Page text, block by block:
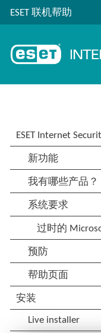
ESET 联机帮助